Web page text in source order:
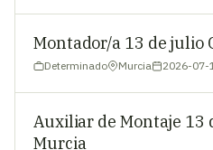
Montador/a 13 de julio
Determinado Murcia 2026-07-
Auxiliar de Montaje 13
Murcia